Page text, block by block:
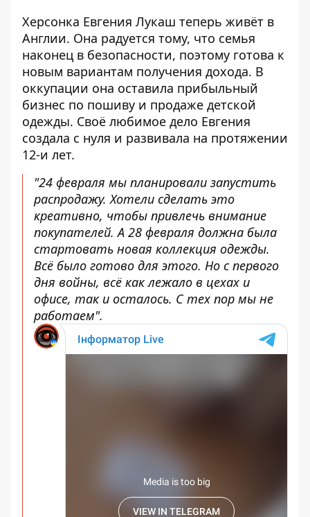
Херсонка Евгения Лукаш теперь живёт в
Англии. Она радуется тому, что семья
наконец в безопасности, поэтому готова к
новым вариантам получения дохода. В
оккупации она оставила прибыльный
бизнес по пошиву и продаже детской
одежды. Своё любимое дело Евгения
создала с нуля и развивала на протяжении
12-и лет.
"24 февраля мы планировали запустить
распродажу. Хотели сделать это
креативно, чтобы привлечь внимание
покупателей. А 28 февраля должна была
стартовать новая коллекция одежды.
Всё было готово для этого. Но с первого
дня войны, всё как лежало в цехах и
офисе, так и осталось. С тех пор мы не
работаем".